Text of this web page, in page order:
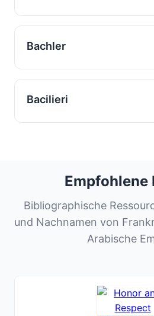
Bachler
Bacilieri
Empfohlene
Bibliographische
und Nachnamen von
Arabische